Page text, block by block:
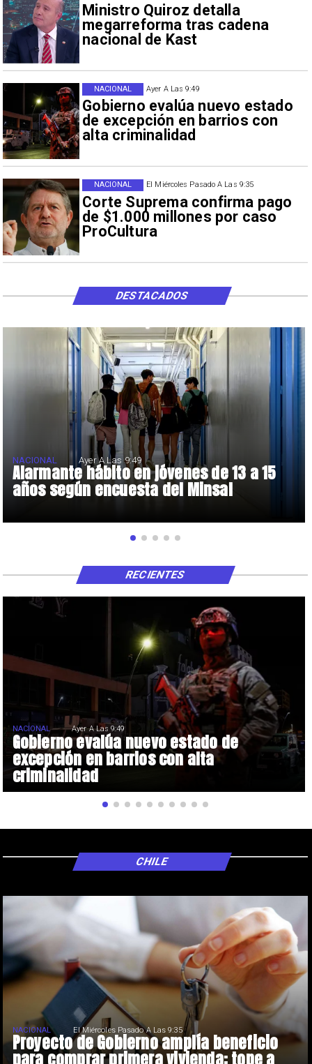
Ministro Quiroz detalla
megarreforma tras cadena
nacional de Kast
Ayer A Las 9:49
Gobierno evalúa nuevo estado
de excepción en barrios con
alta criminalidad
NACIONAL
El Miércoles Pasado A Las 9:35
Corte Suprema confirma pago
de $1.000 millones por caso
ProCultura
NACIONAL
Alarmante hábito en jóvenes de 13 a 15
años según encuesta del Minsal
NACIONAL Ayer A Las 9:49
DESTACADOS
Gobierno evalúa nuevo estado de
excepción en barrios con alta
criminalidad
NACIONAL Ayer A Las 9:49
RECIENTES
Proyecto de Gobierno amplía beneficio
para comprar primera vivienda: tope a
NACIONAL El Miércoles Pasado A Las 9:35
CHILE